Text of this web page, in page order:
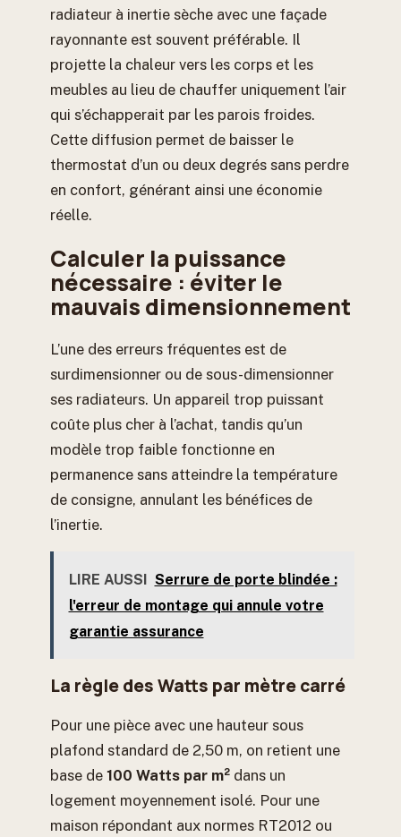
radiateur à inertie sèche avec une façade
rayonnante est souvent préférable. Il
projette la chaleur vers les corps et les
meubles au lieu de chauffer uniquement l’air
qui s’échapperait par les parois froides.
Cette diffusion permet de baisser le
thermostat d’un ou deux degrés sans perdre
en confort, générant ainsi une économie
réelle.
Calculer la puissance
nécessaire : éviter le
mauvais dimensionnement
L’une des erreurs fréquentes est de
surdimensionner ou de sous-dimensionner
ses radiateurs. Un appareil trop puissant
coûte plus cher à l’achat, tandis qu’un
modèle trop faible fonctionne en
permanence sans atteindre la température
de consigne, annulant les bénéfices de
l’inertie.
LIRE AUSSI Serrure de porte blindée :
l'erreur de montage qui annule votre
garantie assurance
La règle des Watts par mètre carré
Pour une pièce avec une hauteur sous
plafond standard de 2,50 m, on retient une
base de 100 Watts par m² dans un
logement moyennement isolé. Pour une
maison répondant aux normes RT2012 ou